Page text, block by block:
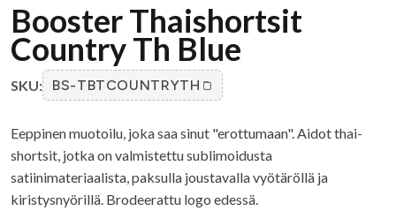
Booster Thaishortsit
Country Th Blue
SKU: BS-TBTCOUNTRYTH
Eeppinen muotoilu, joka saa sinut "erottumaan". Aidot thai-
shortsit, jotka on valmistettu sublimoidusta
satiinimateriaalista, paksulla joustavalla vyötäröllä ja
kiristysnyörillä. Brodeerattu logo edessä.